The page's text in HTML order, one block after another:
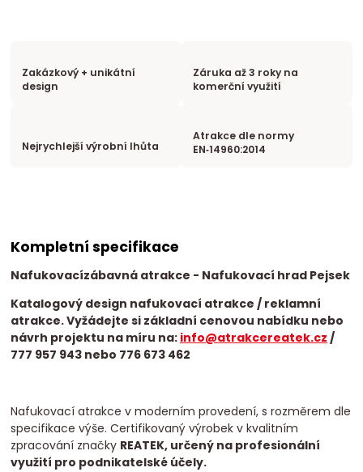
Zakázkový + unikátní
design
Záruka až 3 roky na
komerční využití
Nejrychlejší výrobní lhůta
Atrakce dle normy
EN‑14960:2014
Kompletní specifikace
Nafukovacízábavná atrakce - Nafukovací hrad Pejsek
Katalogový design nafukovací atrakce / reklamní
atrakce. Vyžádejte si základní cenovou nabídku nebo
návrh projektu na míru na: info@atrakcereatek.cz /
777 957 943 nebo 776 673 462
Nafukovací atrakce v moderním provedení, s rozměrem dle
specifikace výše. Certifikovaný výrobek v kvalitním
zpracování značky REATEK, určený na profesionální
využití pro podnikatelské účely.